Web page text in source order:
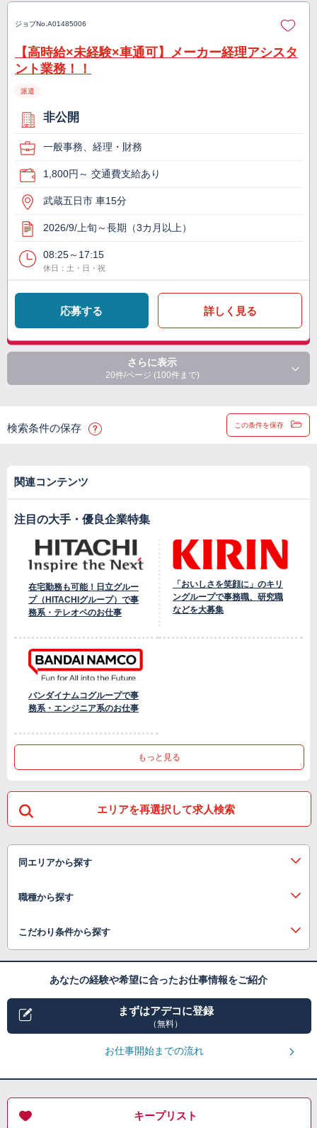
ジョブNo. A01485006
【高時給×未経験×車通可】メーカー経理アシスタ
ント業務！！
派遣
非公開
一般事務、経理・財務
1,800円～ 交通費支給あり
武蔵五日市 車15分
2026/9/上旬～長期（3カ月以上）
08:25～17:15
休日：土・日・祝
応募する 詳しく見る
さらに表示
20件/ページ (100件まで)
検索条件の保存 この条件を保存
関連コンテンツ
注目の大手・優良企業特集
在宅勤務も可能！日立グルー
プ（HITACHIグループ）で事
務系・テレオペのお仕事
「おいしさを笑顔に」のキリ
ングループで事務職、研究職
などを大募集
バンダイナムコグループで事
務系・エンジニア系のお仕事
もっと見る
エリアを再選択して求人検索
同エリアから探す
職種から探す
こだわり条件から探す
あなたの経験や希望に合ったお仕事情報をご紹介
まずはアデコに登録
（無料）
お仕事開始までの流れ
キープリスト